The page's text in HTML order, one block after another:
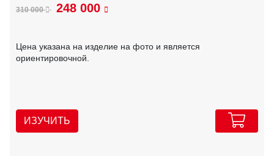
310 000 248 000
Цена указана на изделие на фото и является
ориентировочной.
ИЗУЧИТЬ